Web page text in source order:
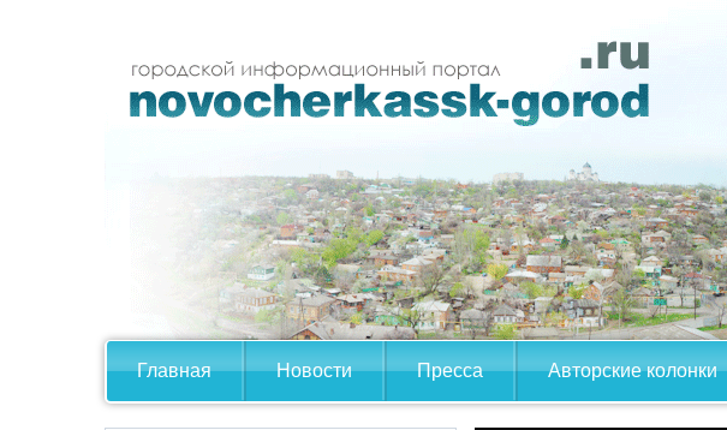
Главная Новости Пресса Авторские колонки